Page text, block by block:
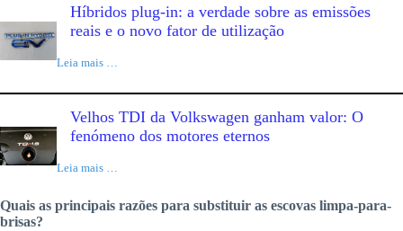
Híbridos plug-in: a verdade sobre as emissões
reais e o novo fator de utilização
Leia mais …
Velhos TDI da Volkswagen ganham valor: O
fenómeno dos motores eternos
Leia mais …
Quais as principais razões para substituir as escovas limpa-para-
brisas?